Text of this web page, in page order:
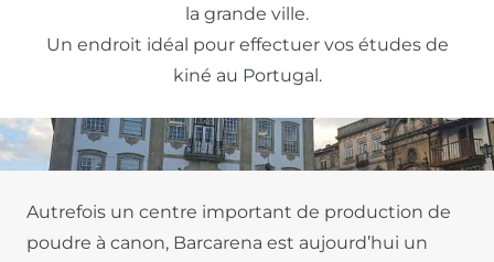
la grande ville.
Un endroit idéal pour effectuer vos études de
kiné au Portugal.
Autrefois un centre important de production de
poudre à canon, Barcarena est aujourd’hui un